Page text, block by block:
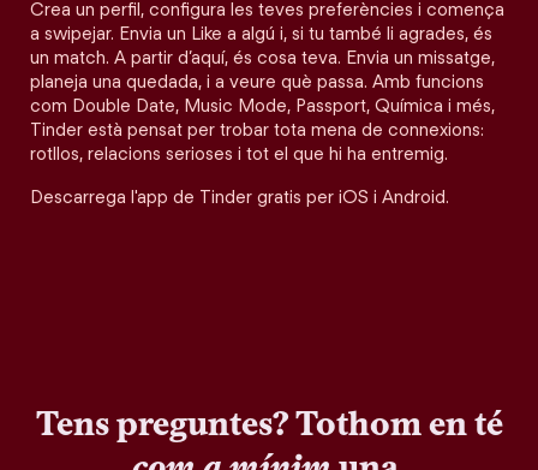
Crea un perfil, configura les teves preferències i comença
a swipejar. Envia un Like a algú i, si tu també li agrades, és
un match. A partir d’aquí, és cosa teva. Envia un missatge,
planeja una quedada, i a veure què passa. Amb funcions
com Double Date, Music Mode, Passport, Química i més,
Tinder està pensat per trobar tota mena de connexions:
rotllos, relacions serioses i tot el que hi ha entremig.
Descarrega l'app de Tinder gratis per iOS i Android.
Tens preguntes? Tothom en té